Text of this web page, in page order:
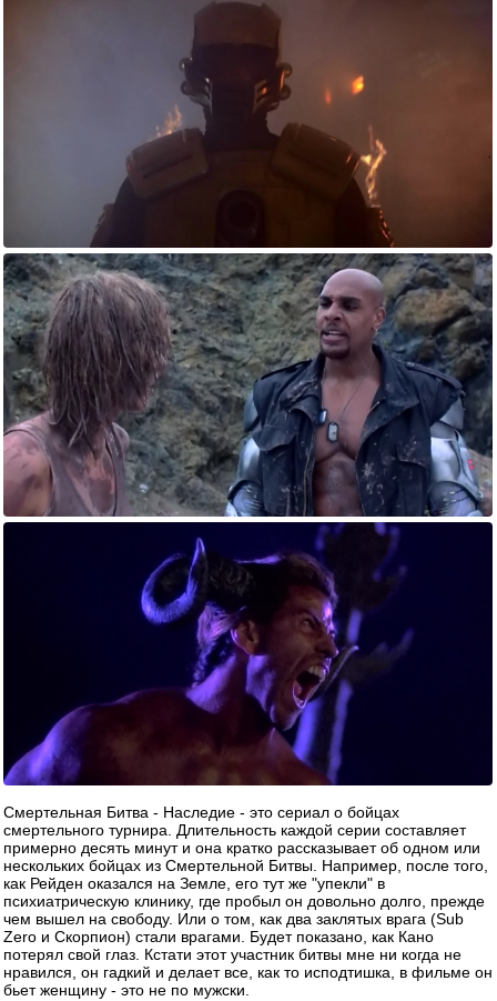
Смертельная Битва - Наследие - это сериал о бойцах
смертельного турнира. Длительность каждой серии составляет
примерно десять минут и она кратко рассказывает об одном или
нескольких бойцах из Смертельной Битвы. Например, после того,
как Рейден оказался на Земле, его тут же "упекли" в
психиатрическую клинику, где пробыл он довольно долго, прежде
чем вышел на свободу. Или о том, как два заклятых врага (Sub
Zero и Скорпион) стали врагами. Будет показано, как Кано
потерял свой глаз. Кстати этот участник битвы мне ни когда не
нравился, он гадкий и делает все, как то исподтишка, в фильме он
бьет женщину - это не по мужски.